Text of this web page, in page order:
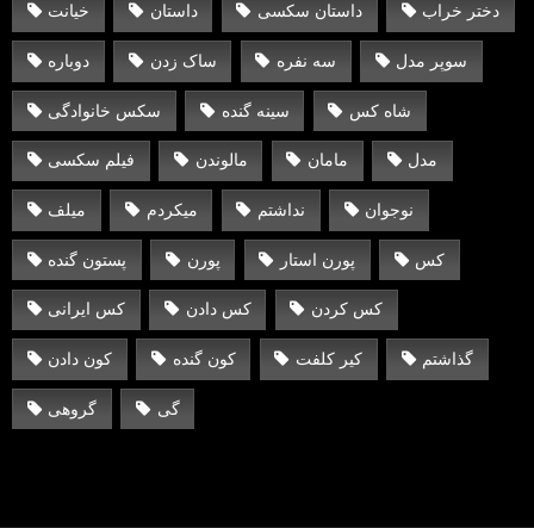
خیانت داستان داستان سکسی دختر خراب
دوباره ساک زدن سه نفره سوپر مدل
سکس خانوادگی سینه گنده شاه کس
فیلم سکسی مالوندن مامان مدل
میلف میکردم نداشتم نوجوان
پستون گنده پورن پورن استار کس
کس ایرانی کس دادن کس کردن
کون دادن کون گنده کیر کلفت گذاشتم
گروهی گی